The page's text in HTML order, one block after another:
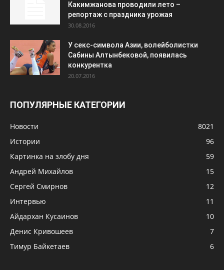
Какимжанова проводили лето –
репортаж с праздника урожая
30.08.2016
У секс-символа Азии, волейболистки
Сабины Алтынбековой, появилась
конкурентка
20.07.2016
ПОПУЛЯРНЫЕ КАТЕГОРИИ
Новости
8021
Истории
96
Картинка на злобу дня
59
Андрей Михайлов
15
Сергей Смирнов
12
Интервью
11
Айдархан Кусаинов
10
Денис Кривошеев
7
Тимур Байкетаев
6